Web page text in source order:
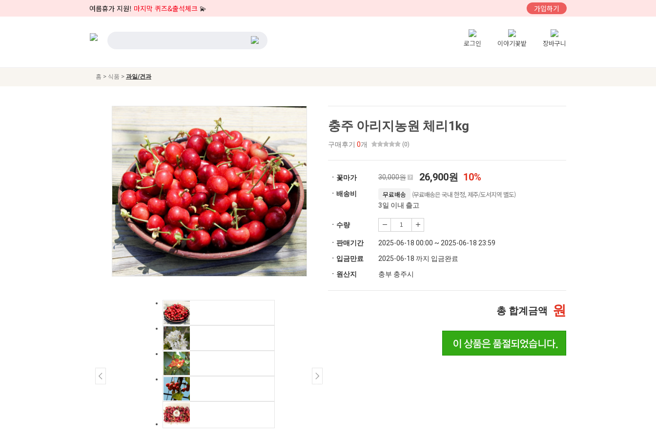
여름휴가 지원! 마지막 퀴즈&출석체크 💫 가입하기
로그인 이야기꽃밭 장바구니
홈 > 식품 > 과일/견과
충주 아리지농원 체리1kg
구매후기 0개 (0)
ㆍ꽃마가 30,000원 26,900원 10%
ㆍ배송비 무료배송 (무료배송은 국내 한정, 제주/도서지역 별도)
3일 이내 출고
ㆍ수량
ㆍ판매기간
2025-06-18 00:00 ~ 2025-06-18 23:59
ㆍ입금만료
2025-06-18 까지 입금완료
ㆍ원산지
충부 충주시
총 합계금액 원